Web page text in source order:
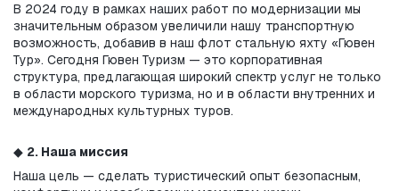
В 2024 году в рамках наших работ по модернизации мы
значительным образом увеличили нашу транспортную
возможность, добавив в наш флот стальную яхту «Гювен
Тур». Сегодня Гювен Туризм — это корпоративная
структура, предлагающая широкий спектр услуг не только
в области морского туризма, но и в области внутренних и
международных культурных туров.
◆ 2. Наша миссия
Наша цель — сделать туристический опыт безопасным,